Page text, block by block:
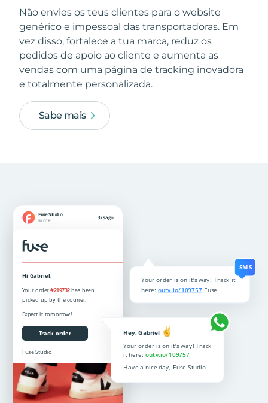
Não envies os teus clientes para o website
genérico e impessoal das transportadoras. Em
vez disso, fortalece a tua marca, reduz os
pedidos de apoio ao cliente e aumenta as
vendas com uma página de tracking inovadora
e totalmente personalizada.
Sabe mais